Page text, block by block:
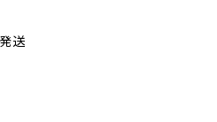
送